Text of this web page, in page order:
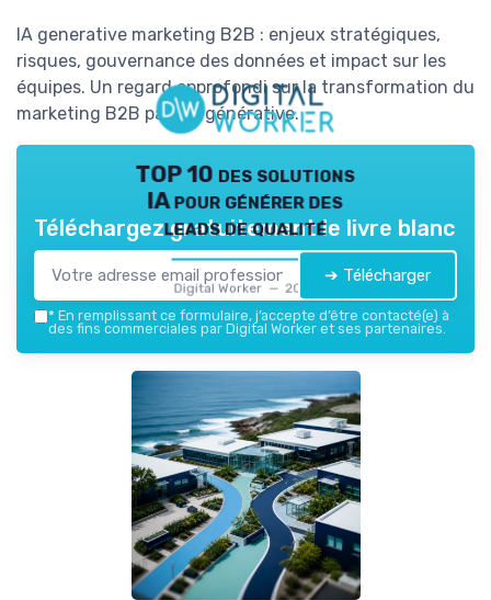
IA generative marketing B2B : enjeux stratégiques,
risques, gouvernance des données et impact sur les
équipes. Un regard approfondi sur la transformation du
marketing B2B par l’IA générative.
TOP 10 des solutions
IA pour générer des
leads de qualité
Digital Worker — 2026
Téléchargez gratuitement le livre blanc
➔ Télécharger
* En remplissant ce formulaire, j’accepte d’être contacté(e) à
des fins commerciales par Digital Worker et ses partenaires.